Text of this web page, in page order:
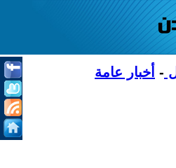
- أخبار عامة